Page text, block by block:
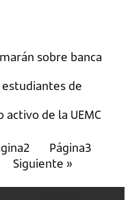
sobre banca
de
de la UEMC
2 Página3
Siguiente »